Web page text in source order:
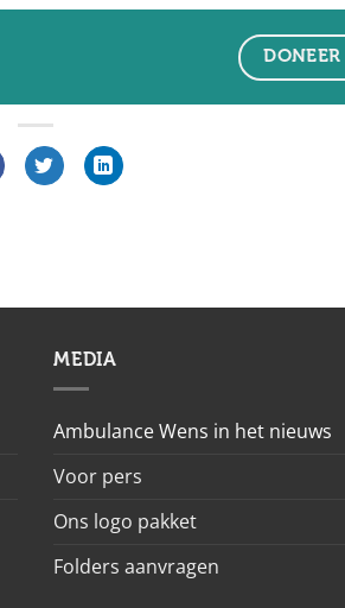
MEDIA
Ambulance Wens in het nieuws
Voor pers
Ons logo pakket
Folders aanvragen